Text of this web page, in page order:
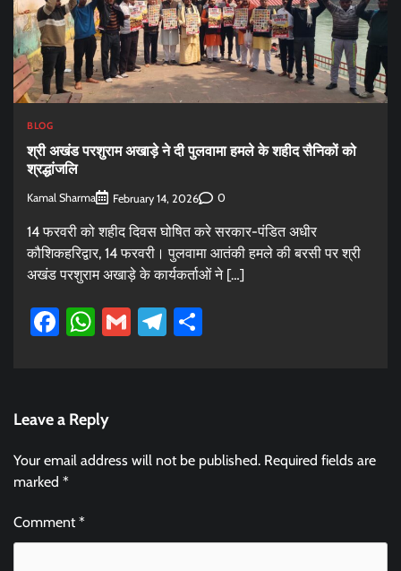
BLOG
श्री अखंड परशुराम अखाड़े ने दी पुलवामा हमले के शहीद सैनिकों को
श्रद्धांजलि
Kamal Sharma February 14, 2026 0
14 फरवरी को शहीद दिवस घोषित करे सरकार-पंडित अधीर
कौशिकहरिद्वार, 14 फरवरी। पुलवामा आतंकी हमले की बरसी पर श्री
अखंड परशुराम अखाड़े के कार्यकर्ताओं ने […]
Facebook
WhatsApp
GmailTelegram
Leave a Reply
Your email address will not be published. Required fields are
marked *
Comment*